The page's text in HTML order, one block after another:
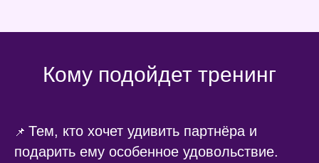
Кому подойдет тренинг
📌 Тем, кто хочет удивить партнёра и
подарить ему особенное удовольствие.